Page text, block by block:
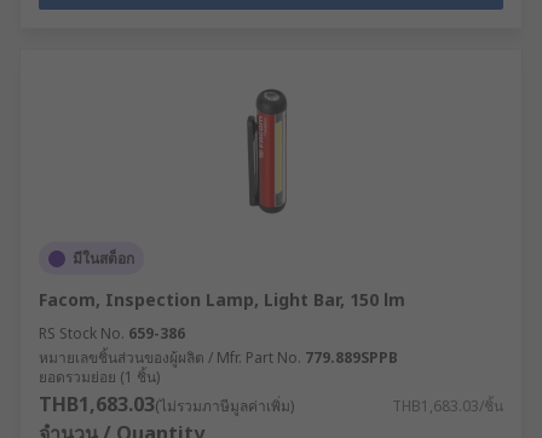
มีในสต็อก
Facom, Inspection Lamp, Light Bar, 150 lm
RS Stock No. 659-386
หมายเลขชิ้นส่วนของผู้ผลิต / Mfr. Part No. 779.889SPPB
ยอดรวมย่อย (1 ชิ้น)
THB1,683.03(ไม่รวมภาษีมูลค่าเพิ่ม) THB1,683.03/ชิ้น